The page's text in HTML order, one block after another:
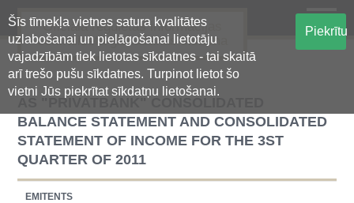
Šīs tīmekļa vietnes satura kvalitātes
uzlabošanai un pielāgošanai lietotāju
vajadzībām tiek lietotas sīkdatnes - tai skaitā
arī trešo pušu sīkdatnes. Turpinot lietot šo
vietni Jūs piekrītat sīkdatņu lietošanai.
Piekrītu
Oficiālā regulētās informācijas
centralizētā glabāšanas sistēma
AS "PRIVATBANK" CONSOLIDATED
BALANCE STATEMENT AND CONSOLIDATED
STATEMENT OF INCOME FOR THE 3ST
QUARTER OF 2011
EMITENTS